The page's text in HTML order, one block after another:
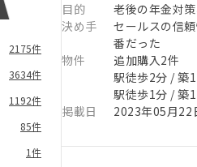
2175件
3634件
1192件
85件
1件
目的
老後の年金対
決め手
セールスの信
番だった
物件
追加購入2件
駅徒歩2分 / 築
駅徒歩1分 / 築
掲載日
2023年05月22